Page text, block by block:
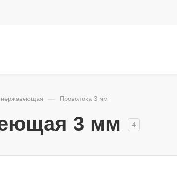
нержавеющая — Проволока 3 мм
3 мм 4